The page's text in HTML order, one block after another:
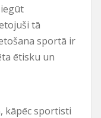
tā
sportā ir
ētisku un
kāpēc sportisti